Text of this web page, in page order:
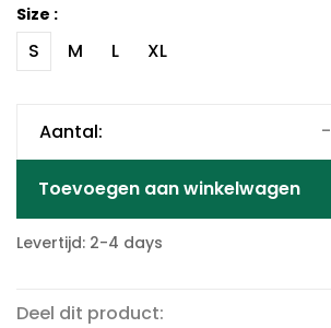
Size :
S M L XL
Aantal: -
Toevoegen aan winkelwagen
Levertijd: 2-4 days
Deel dit product: